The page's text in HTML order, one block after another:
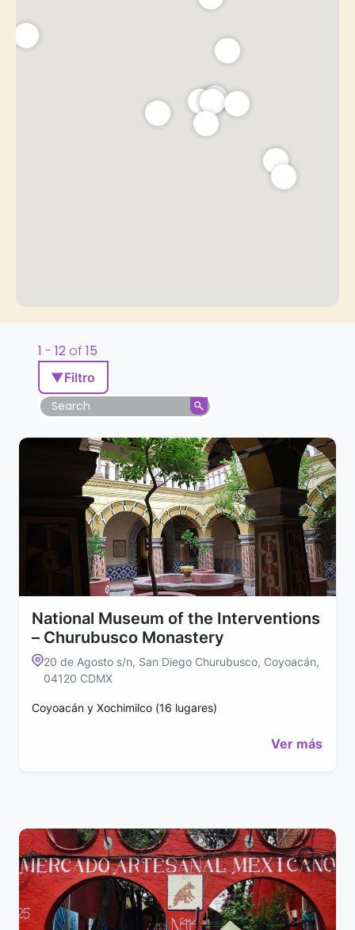
1 - 12 of 15
▼Filtro
National Museum of the Interventions
– Churubusco Monastery
20 de Agosto s/n, San Diego Churubusco, Coyoacán,
04120 CDMX
Coyoacán y Xochimilco (16 lugares)
Ver más